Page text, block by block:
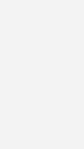
бросил мне вызов
посмотреть на
Участие в
в чем я сильна и
маленькая мечта
побывать в
втягиваюсь в
физическую